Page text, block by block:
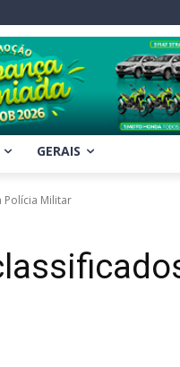
GERAIS
Polícia Militar